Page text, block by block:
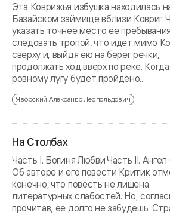
Эта Коврижья избушка находилась
Базайском займище вблизи Ковриг.
указать точнее место ее
следовать тропой, что идет мимо
сверху и, выйдя ею на берег речки,
продолжать ход вверх по реке.
ровному лугу будет пройдено...
Яворский Александр Леопольдович
На Столбах
Часть I. Богиня Любви Часть II.
Об авторе и его повести Критик
конечно, что повесть не лишена
литературных слабостей. Но,
прочитав, ее долго не забудешь.